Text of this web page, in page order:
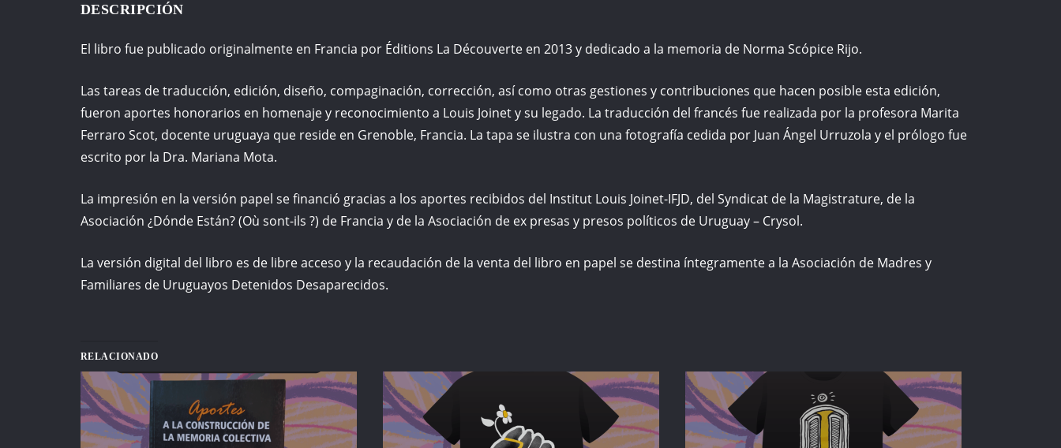
DESCRIPCIÓN
El libro fue publicado originalmente en Francia por Éditions La Découverte en 2013y dedicado a la memoria de Norma Scópice Rijo.
Las tareas de traducción, edición, diseño, compaginación, corrección, así como otras gestiones y contribuciones que hacen posible esta edición,
fueron aportes honorarios en homenaje y reconocimiento a Louis Joinet y su legado. La traducción del francés fue realizada por la profesora Marita
Ferraro Scot, docente uruguaya que reside en Grenoble, Francia. La tapa se ilustra con una fotografía cedida por Juan Ángel Urruzola y el prólogo fue
escrito por la Dra. Mariana Mota.
La impresión en la versión papel se financió gracias a los aportes recibidos del Institut Louis Joinet-IFJD, del Syndicat de la Magistrature, de la
Asociación ¿Dónde Están? (Où sont-ils ?) de Francia y de la Asociación de ex presas y presos políticos de Uruguay – Crysol.
La versión digital del libro es de libre acceso y la recaudación de la venta del libro en papel se destina íntegramente a la Asociación de Madres y
Familiares de Uruguayos Detenidos Desaparecidos.
RELACIONADO